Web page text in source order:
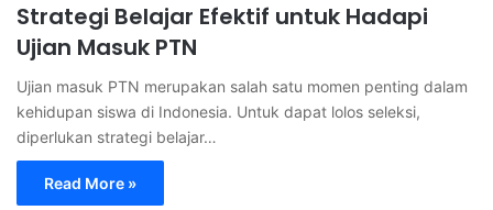
Strategi Belajar Efektif untuk Hadapi
Ujian Masuk PTN
Ujian masuk PTN merupakan salah satu momen penting dalam
kehidupan siswa di Indonesia. Untuk dapat lolos seleksi,
diperlukan strategi belajar…
Read More »